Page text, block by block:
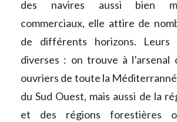
des navires aussi bien
commerciaux, elle attire de
de différents horizons. Leurs
diverses : on trouve à l’arsenal
ouvriers de toute la
du Sud Ouest, mais aussi de la
et des régions forestières